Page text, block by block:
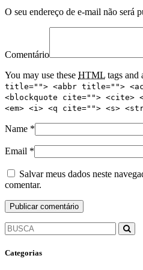
O seu endereço de e-mail não será
Comentário
You may use these HTML tags and
title=""> <abbr title="">
<blockquote cite=""> <cite>
<em> <i> <q cite=""> <s>
Name *
Email *
Salvar meus dados neste
comentar.
Categorias